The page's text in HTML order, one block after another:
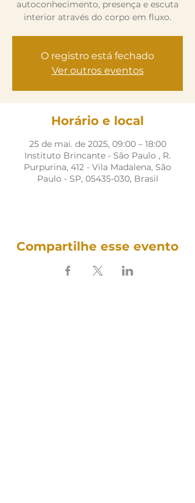
autoconhecimento, presença e escuta
interior através do corpo em fluxo.
O registro está fechado
Ver outros eventos
Horário e local
25 de mai. de 2025, 09:00 – 18:00
Instituto Brincante - São Paulo , R.
Purpurina, 412 - Vila Madalena, São
Paulo - SP, 05435-030, Brasil
Compartilhe esse evento